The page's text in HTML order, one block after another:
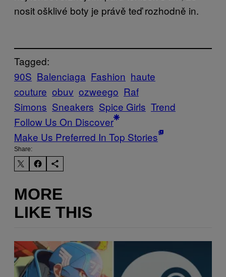
nosit ošklivé boty je právě teď rozhodně in.
Tagged:
90S Balenciaga Fashion haute
couture obuv ozweego Raf
Simons Sneakers Spice Girls Trend
Follow Us On Discover
Make Us Preferred In Top Stories
Share:
MORE
LIKE THIS